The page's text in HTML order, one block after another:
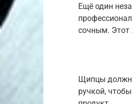
Ещё один
сочным. Этот
Щипцы
ручкой,